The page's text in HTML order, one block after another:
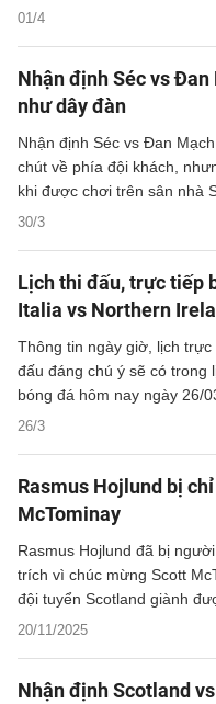
01/4
2026 sau khi giành chiến
Nhận định Séc vs
như dây đàn
30/3
Nhận định Séc vs Đan
chút về phía đội khách,
khi được chơi trên sân nhà
dễ dàng chấp nhận thất bại.
Lịch thi đấu, trực tiếp
Italia vs Northern
26/3
Thông tin ngày giờ, lịch trực
đấu đáng chú ý sẽ có trong
bóng đá hôm nay ngày 26/
rạng sáng mai cùng kênh
Rasmus Hojlund bị
McTominay
20/11/2025
Rasmus Hojlund đã bị
trích vì chúc mừng Scott
đội tuyển Scotland giành
dự World Cup 2026.
Nhận định Scotland